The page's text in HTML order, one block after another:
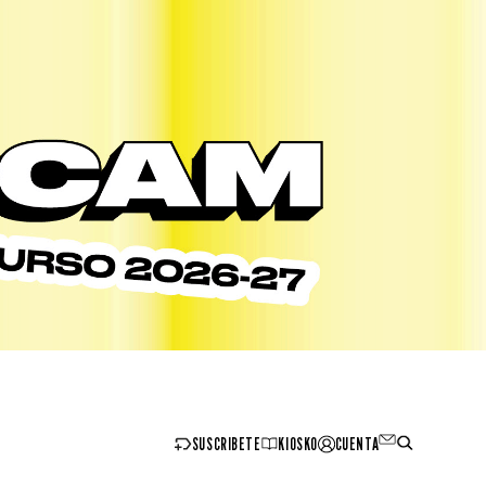
SUSCRIBETE KIOSKO CUENTA